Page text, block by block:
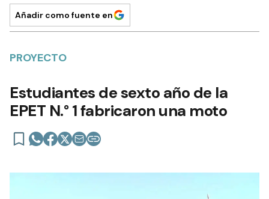
Añadir como fuente en
PROYECTO
Estudiantes de sexto año de la
EPET N.° 1 fabricaron una moto